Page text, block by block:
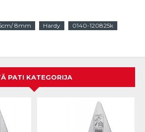
8mm Hardy
0140-120825k
PATI KATEGORIJA